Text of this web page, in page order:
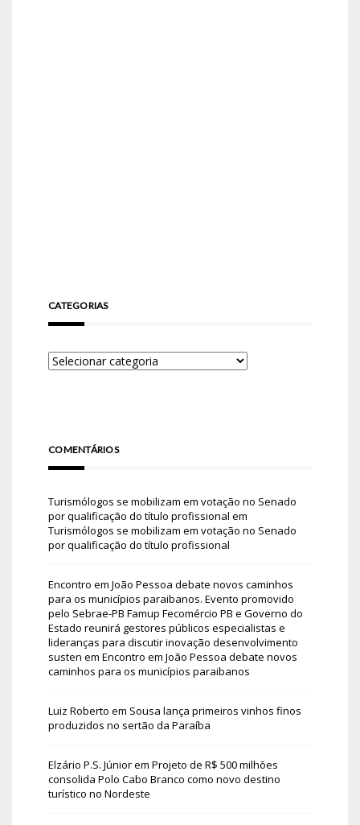
CATEGORIAS
COMENTÁRIOS
Turismólogos se mobilizam em votação no Senado
por qualificação do título profissional em
Turismólogos se mobilizam em votação no Senado
por qualificação do título profissional
Encontro em João Pessoa debate novos caminhos
para os municípios paraibanos. Evento promovido
pelo Sebrae-PB Famup Fecomércio PB e Governo do
Estado reunirá gestores públicos especialistas e
lideranças para discutir inovação desenvolvimento
susten em Encontro em João Pessoa debate novos
caminhos para os municípios paraibanos
Luiz Roberto em Sousa lança primeiros vinhos finos
produzidos no sertão da Paraíba
Elzário P.S. Júniorem Projeto de R$ 500 milhões
consolida Polo Cabo Branco como novo destino
turístico no Nordeste